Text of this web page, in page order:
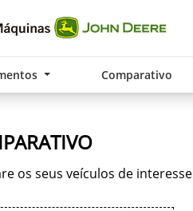
Comparativo
os seus veículos de interesse